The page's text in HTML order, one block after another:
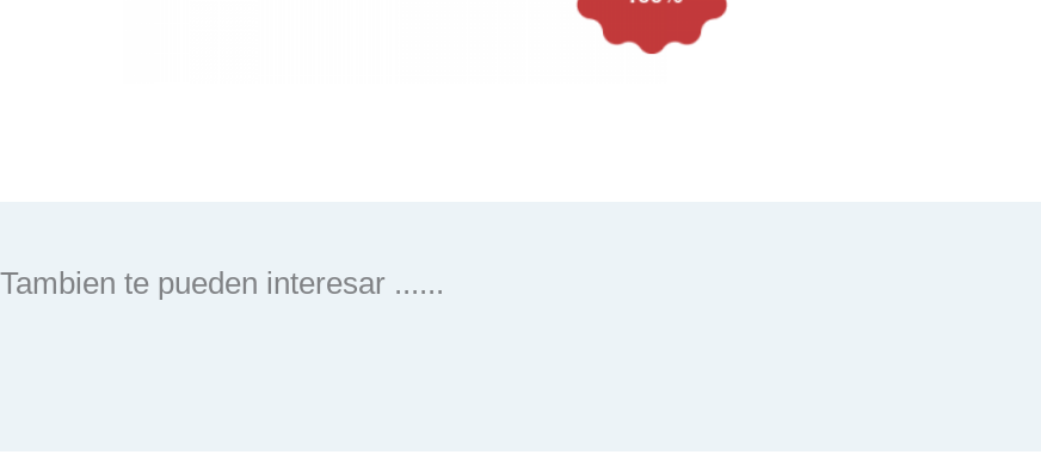
Tambien te pueden interesar ......